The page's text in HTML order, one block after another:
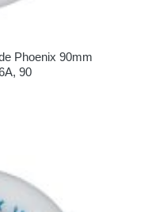
Phoenix 90mm
90